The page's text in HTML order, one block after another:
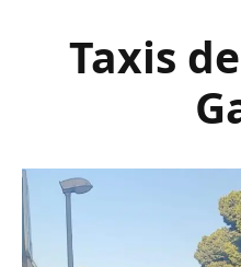
Taxis